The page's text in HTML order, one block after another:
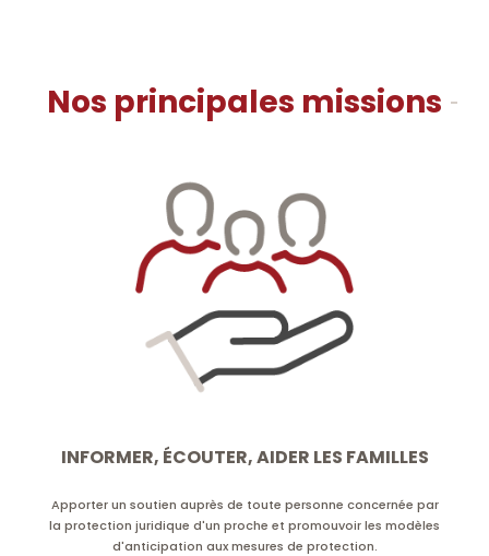
Nos principales missions
INFORMER, ÉCOUTER, AIDER LES FAMILLES
Apporter un soutien auprès de toute personne concernée par
la protection juridique d'un proche et promouvoir les modèles
d'anticipation aux mesures de protection.